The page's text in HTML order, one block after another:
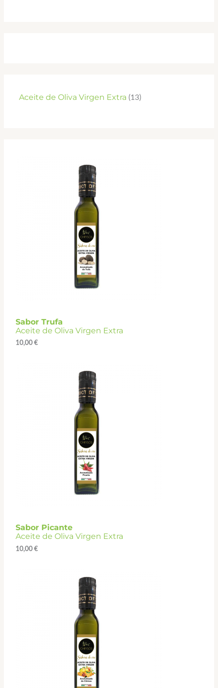
Aceite de Oliva Virgen Extra 13
Sabor Trufa
Aceite de Oliva Virgen Extra
10,00 €
Sabor Picante
Aceite de Oliva Virgen Extra
10,00 €